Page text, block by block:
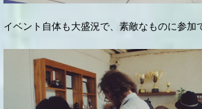
イベント自体も大盛況で、素敵なものに参加